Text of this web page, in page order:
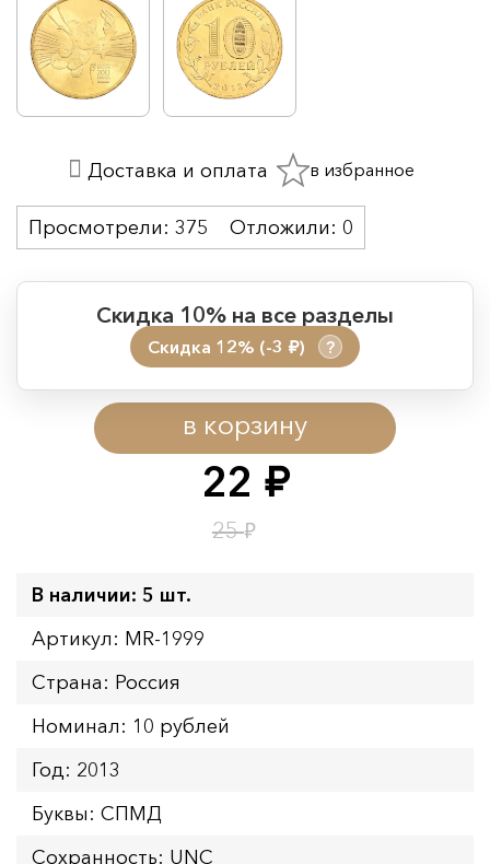
22 руб.
25₽
в корзину
Скидка 10% на все разделы
Скидка 12% (-3 руб.) ?
Период действия акции:
Начало:
08.08.2026 00:01
Окончание:
09.08.2026 23:59
Время до окончания:
Просмотрели: 375 Отложили: 0
Доставка и оплата в избранное
В наличии: 5 шт.
Артикул: MR-1999
Страна: Россия
Номинал: 10 рублей
Год: 2013
Буквы: СПМД
Сохранность: UNC